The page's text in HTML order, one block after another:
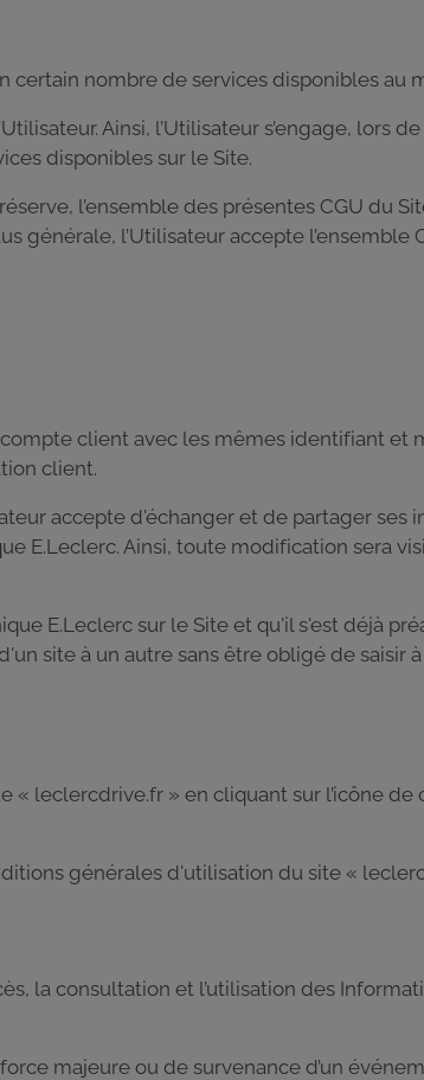
certain nombre de services disponibles au
Ainsi, l’Utilisateur s’engage, lors
disponibles sur le Site.
l’ensemble des présentes CGU du
l’Utilisateur accepte l’ensemble
client avec les mêmes identifiant et
client.
accepte d'échanger et de partager
E.Leclerc. Ainsi, toute modification sera
E.Leclerc sur le Site et qu'il s'est déjà
site à un autre sans être obligé de saisir
« leclercdrive.fr » en cliquant sur l’icône
générales d'utilisation du site «
la consultation et l’utilisation des
majeure ou de survenance d’un